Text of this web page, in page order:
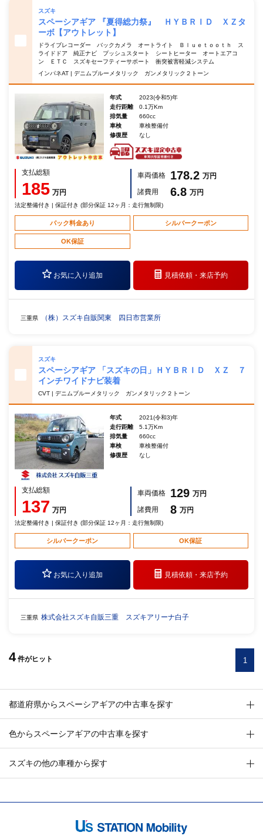
スズキ
スペーシアギア 『夏得総力祭』 ＨＹＢＲＩＤ ＸＺタ
ーボ【アウトレット】
ドライブレコーダー バックカメラ オートライト Ｂｌｕｅｔｏｏｔｈ ス
ライドドア 純正ナビ プッシュスタート シートヒーター オートエアコ
ン ＥＴＣ スズキセーフティーサポート 衝突被害軽減システム
インパネAT | デニムブルーメタリック ガンメタリック２トーン
年式
2023(令和5)年
走行距離
0.1万Km
排気量
660cc
車検
車検整備付
修復歴
なし
支払総額
185 万円
車両価格 178.2 万円
諸費用
6.8 万円
法定整備付き | 保証付き (部分保証 12ヶ月：走行無制限)
パック料金あり シルバークーポン
OK保証
お気に入り追加 見積依頼・来店予約
三重県 （株）スズキ自販関東 四日市営業所
スズキ
スペーシアギア 「スズキの日」ＨＹＢＲＩＤ ＸＺ ７
インチワイドナビ装着
CVT | デニムブルーメタリック ガンメタリック２トーン
年式
2021(令和3)年
走行距離
5.1万Km
排気量
660cc
車検
車検整備付
修復歴
なし
支払総額
137 万円
車両価格 129 万円
諸費用
8 万円
法定整備付き | 保証付き (部分保証 12ヶ月：走行無制限)
シルバークーポン OK保証
お気に入り追加 見積依頼・来店予約
三重県 株式会社スズキ自販三重 スズキアリーナ白子
4 件がヒット 1
都道府県からスペーシアギアの中古車を探す
色からスペーシアギアの中古車を探す
スズキの他の車種から探す